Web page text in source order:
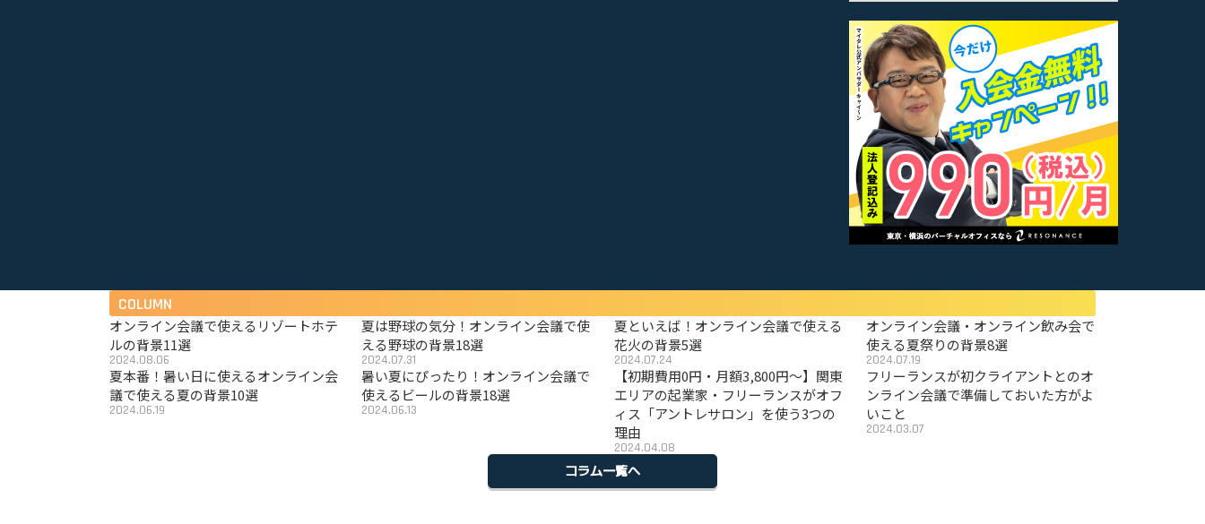
COLUMN
オンライン会議で使えるリゾートホテ
ルの背景11選
2024.08.06
夏は野球の気分！オンライン会議で使
える野球の背景18選
2024.07.31
夏といえば！オンライン会議で使える
花火の背景5選
2024.07.24
オンライン会議・オンライン飲み会で
使える夏祭りの背景8選
2024.07.19
夏本番！暑い日に使えるオンライン会
議で使える夏の背景10選
2024.06.19
暑い夏にぴったり！オンライン会議で
使えるビールの背景18選
2024.06.13
【初期費用0円・月額3,800円〜】関東
エリアの起業家・フリーランスがオフ
ィス「アントレサロン」を使う3つの
理由
2024.04.08
フリーランスが初クライアントとのオ
ンライン会議で準備しておいた方がよ
いこと
2024.03.07
コラム一覧へ